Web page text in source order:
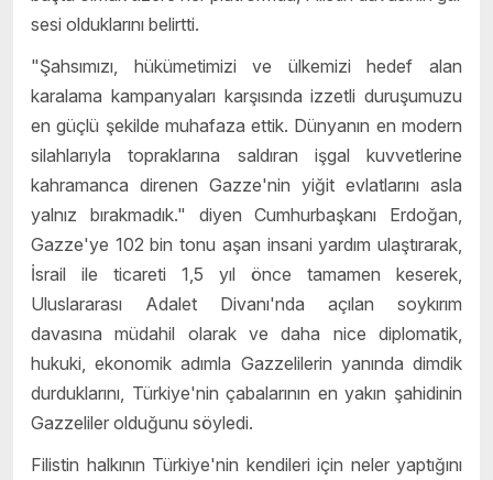
sesi olduklarını belirtti.
"Şahsımızı, hükümetimizi ve ülkemizi hedef alan
karalama kampanyaları karşısında izzetli duruşumuzu
en güçlü şekilde muhafaza ettik. Dünyanın en modern
silahlarıyla topraklarına saldıran işgal kuvvetlerine
kahramanca direnen Gazze'nin yiğit evlatlarını asla
yalnız bırakmadık." diyen Cumhurbaşkanı Erdoğan,
Gazze'ye 102 bin tonu aşan insani yardım ulaştırarak,
İsrail ile ticareti 1,5 yıl önce tamamen keserek,
Uluslararası Adalet Divanı'nda açılan soykırım
davasına müdahil olarak ve daha nice diplomatik,
hukuki, ekonomik adımla Gazzelilerin yanında dimdik
durduklarını, Türkiye'nin çabalarının en yakın şahidinin
Gazzeliler olduğunu söyledi.
Filistin halkının Türkiye'nin kendileri için neler yaptığını